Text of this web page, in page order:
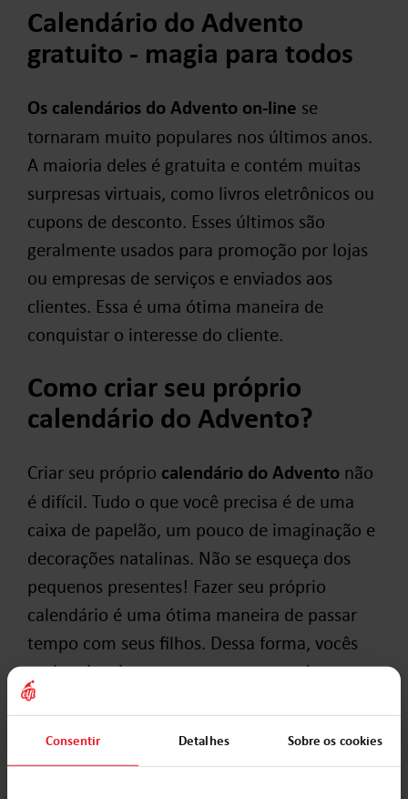
Consentir Detalhes Sobre os cookies
Calendário do Advento
gratuito - magia para todos
Os calendários do Advento on-line se
tornaram muito populares nos últimos anos.
A maioria deles é gratuita e contém muitas
surpresas virtuais, como livros eletrônicos ou
cupons de desconto. Esses últimos são
geralmente usados para promoção por lojas
ou empresas de serviços e enviados aos
clientes. Essa é uma ótima maneira de
conquistar o interesse do cliente.
Como criar seu próprio
calendário do Advento?
Criar seu próprio calendário do Advento não
é difícil. Tudo o que você precisa é de uma
caixa de papelão, um pouco de imaginação e
decorações natalinas. Não se esqueça dos
pequenos presentes! Fazer seu próprio
calendário é uma ótima maneira de passar
tempo com seus filhos. Dessa forma, vocês
podem inspirar uns aos outros ou criar um
calendário exclusivo e personalizado para
Resumo